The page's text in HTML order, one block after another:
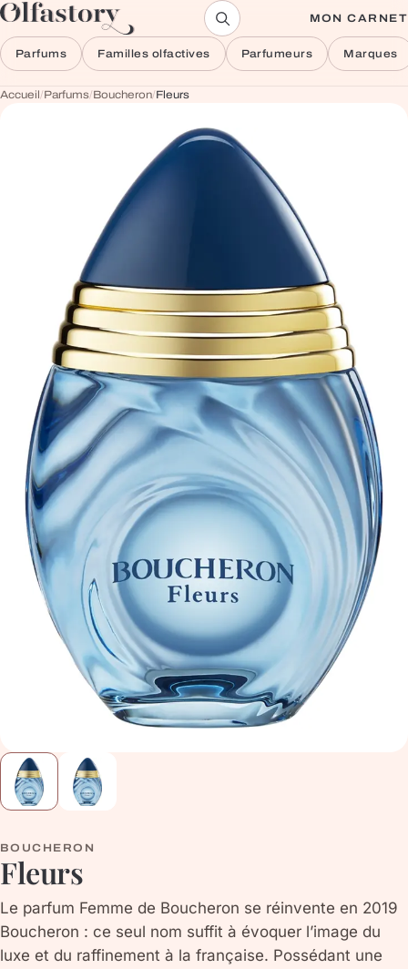
Aller au contenu MON CARNET
Parfums Familles olfactives Parfumeurs Marques
Accueil/Parfums/Boucheron/Fleurs
BOUCHERON
Fleurs
Le parfum Femme de Boucheron se réinvente en 2019
Boucheron : ce seul nom suffit à évoquer l’image du
luxe et du raffinement à la française. Possédant une